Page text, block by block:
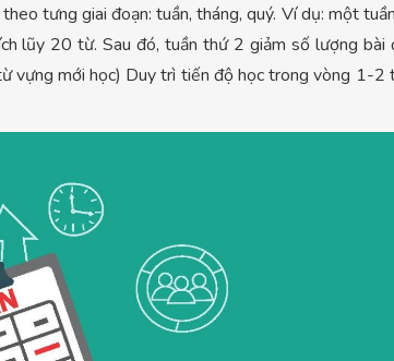
tưng giai đoạn: tuần, tháng, quý. Ví dụ: một
lũy 20 từ. Sau đó, tuần thứ 2 giảm số lượng bài
vựng mới học) Duy trì tiến độ học trong vòng 1-2